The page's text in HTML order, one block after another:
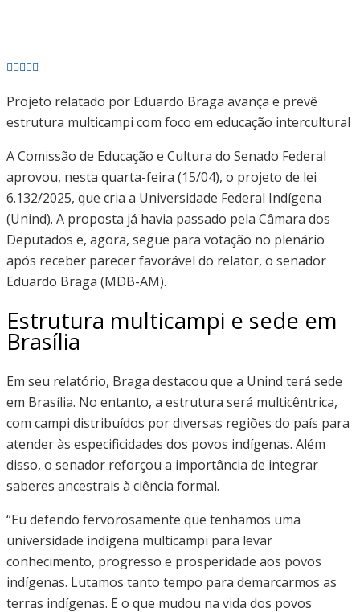
Projeto relatado por Eduardo Braga avança e prevê
estrutura multicampi com foco em educação intercultural
A Comissão de Educação e Cultura do Senado Federal
aprovou, nesta quarta-feira (15/04), o projeto de lei
6.132/2025, que cria a Universidade Federal Indígena
(Unind). A proposta já havia passado pela Câmara dos
Deputados e, agora, segue para votação no plenário
após receber parecer favorável do relator, o senador
Eduardo Braga (MDB-AM).
Estrutura multicampi e sede em
Brasília
Em seu relatório, Braga destacou que a Unind terá sede
em Brasília. No entanto, a estrutura será multicêntrica,
com campi distribuídos por diversas regiões do país para
atender às especificidades dos povos indígenas. Além
disso, o senador reforçou a importância de integrar
saberes ancestrais à ciência formal.
“Eu defendo fervorosamente que tenhamos uma
universidade indígena multicampi para levar
conhecimento, progresso e prosperidade aos povos
indígenas. Lutamos tanto tempo para demarcarmos as
terras indígenas. E o que mudou na vida dos povos